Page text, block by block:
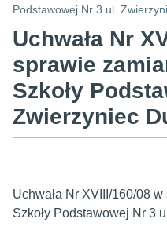
Podstawowej Nr 3 ul.
Uchwała Nr
sprawie
Szkoły
Zwierzyniec
Uchwała Nr XVIII/160/08
Szkoły Podstawowej Nr 3